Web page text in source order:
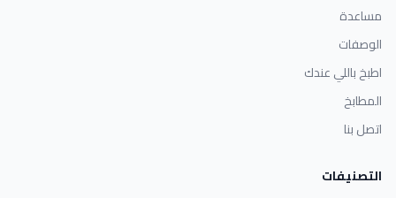
مساعدة
الوصفات
اطبخ باللي عندك
المطابخ
اتصل بنا
التصنيفات